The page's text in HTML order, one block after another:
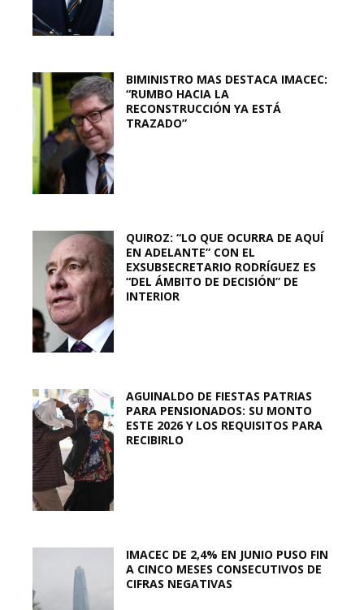
BIMINISTRO MAS DESTACA IMACEC:
“RUMBO HACIA LA
RECONSTRUCCIÓN YA ESTÁ
TRAZADO”
QUIROZ: “LO QUE OCURRA DE AQUÍ
EN ADELANTE” CON EL
EXSUBSECRETARIO RODRÍGUEZ ES
“DEL ÁMBITO DE DECISIÓN” DE
INTERIOR
AGUINALDO DE FIESTAS PATRIAS
PARA PENSIONADOS: SU MONTO
ESTE 2026 Y LOS REQUISITOS PARA
RECIBIRLO
IMACEC DE 2,4% EN JUNIO PUSO FIN
A CINCO MESES CONSECUTIVOS DE
CIFRAS NEGATIVAS